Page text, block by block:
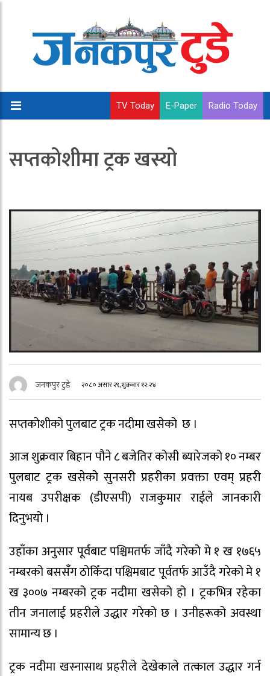
TV Today E-Paper Radio Today
सप्तकोशीमा ट्रक खस्यो
जनकपुर टुडे २०८० असार २९, शुक्रबार १२:२४
सप्तकोशीको पुलबाट ट्रक नदीमा खसेको छ ।
आज शुक्रवार बिहान पौने ८ बजेतिर कोसी ब्यारेजको १० नम्बर
पुलबाट ट्रक खसेको सुनसरी प्रहरीका प्रवक्ता एवम् प्रहरी
नायब उपरीक्षक (डीएसपी) राजकुमार राईले जानकारी
दिनुभयो ।
उहाँका अनुसार पूर्वबाट पश्चिमतर्फ जाँदै गरेको मे १ ख १७६५
नम्बरको बससँग ठोकिँदा पश्चिमबाट पूर्वतर्फ आउँदै गरेको मे १
ख ३००७ नम्बरको ट्रक नदीमा खसेको हो । ट्रकभित्र रहेका
तीन जनालाई प्रहरीले उद्धार गरेको छ । उनीहरूको अवस्था
सामान्य छ ।
ट्रक नदीमा खस्नासाथ प्रहरीले देखेकाले तत्काल उद्धार गर्न